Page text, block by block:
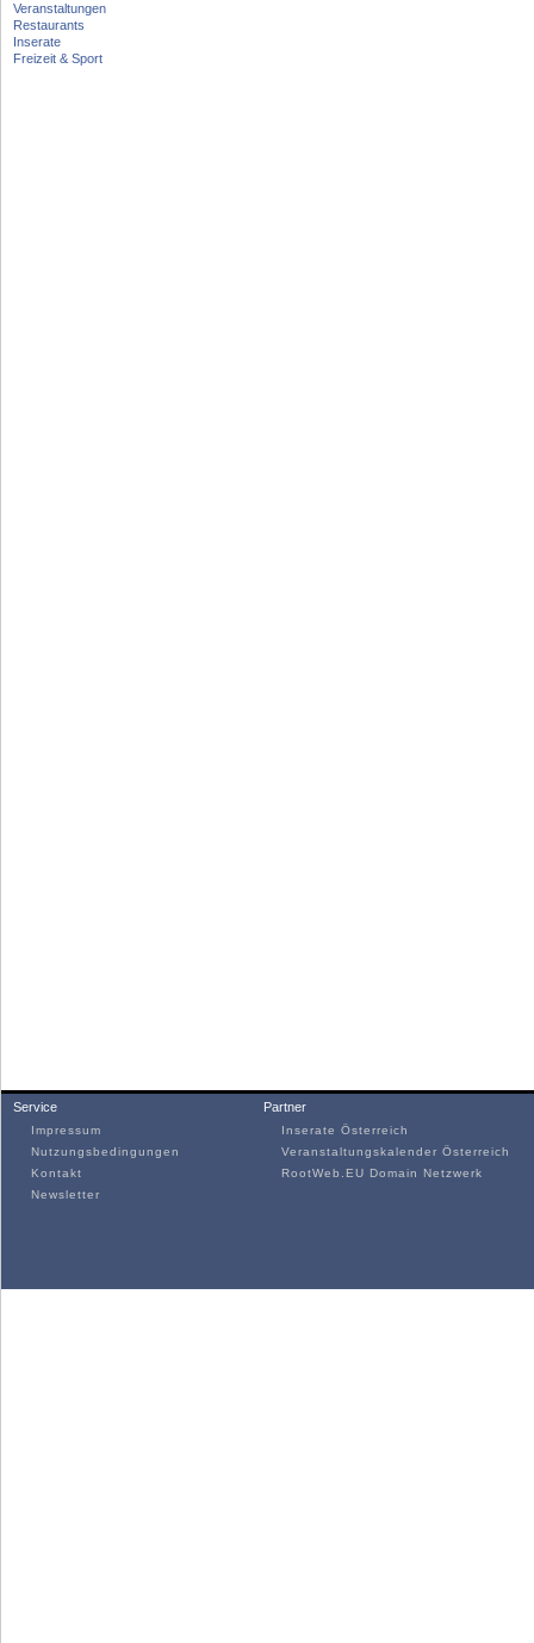
Veranstaltungen
Restaurants
Inserate
Freizeit & Sport
Service
Impressum
Nutzungsbedingungen
Kontakt
Newsletter
Partner
Inserate Österreich
Veranstaltungskalender Österreich
RootWeb.EU Domain Netzwerk